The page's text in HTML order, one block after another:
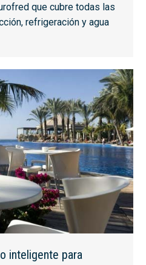
que cubre todas las
refrigeración y agua
inteligente para